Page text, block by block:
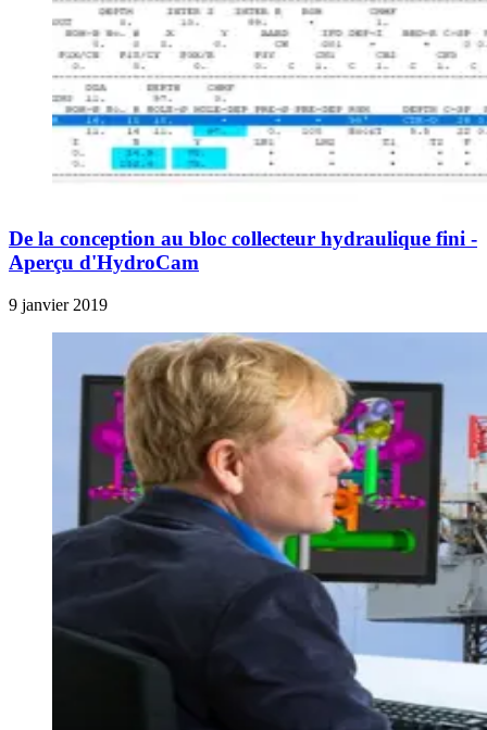
De la conception au bloc collecteur hydraulique fini -
Aperçu d'HydroCam
9 janvier 2019